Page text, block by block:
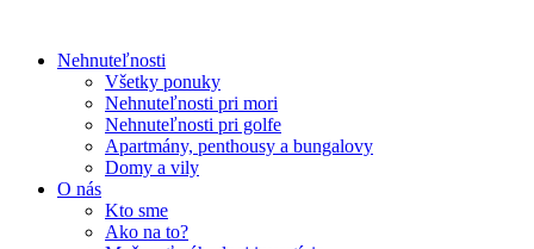
Nehnuteľnosti
Všetky ponuky
Nehnuteľnosti pri mori
Nehnuteľnosti pri golfe
Apartmány, penthousy a bungalovy
Domy a vily
O nás
Kto sme
Ako na to?